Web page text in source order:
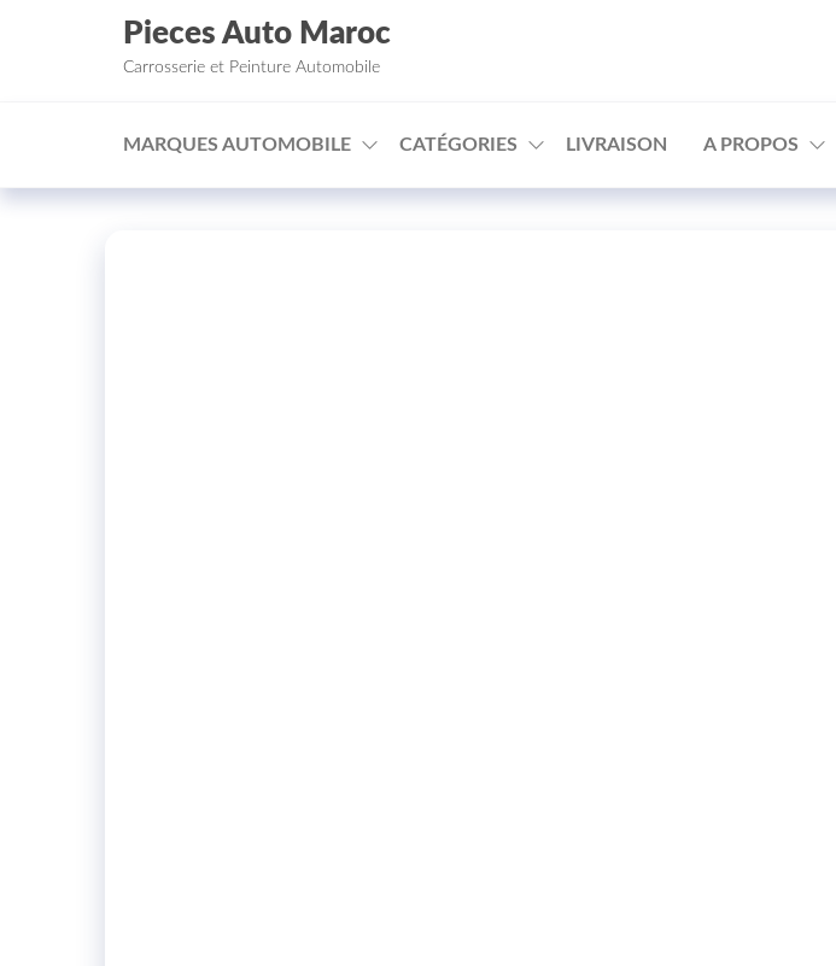
□
Aller au contenu
Pieces Auto Maroc
Carrosserie et Peinture Automobile
MARQUES AUTOMOBILE CATÉGORIES LIVRAISON A PROPOS